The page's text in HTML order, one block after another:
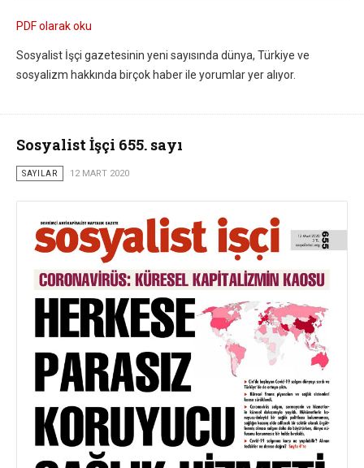
PDF olarak oku
Sosyalist İşçi gazetesinin yeni sayısında dünya, Türkiye ve
sosyalizm hakkında birçok haber ile yorumlar yer alıyor.
Sosyalist İşçi 655. sayı
SAYILAR 12 MART 2020